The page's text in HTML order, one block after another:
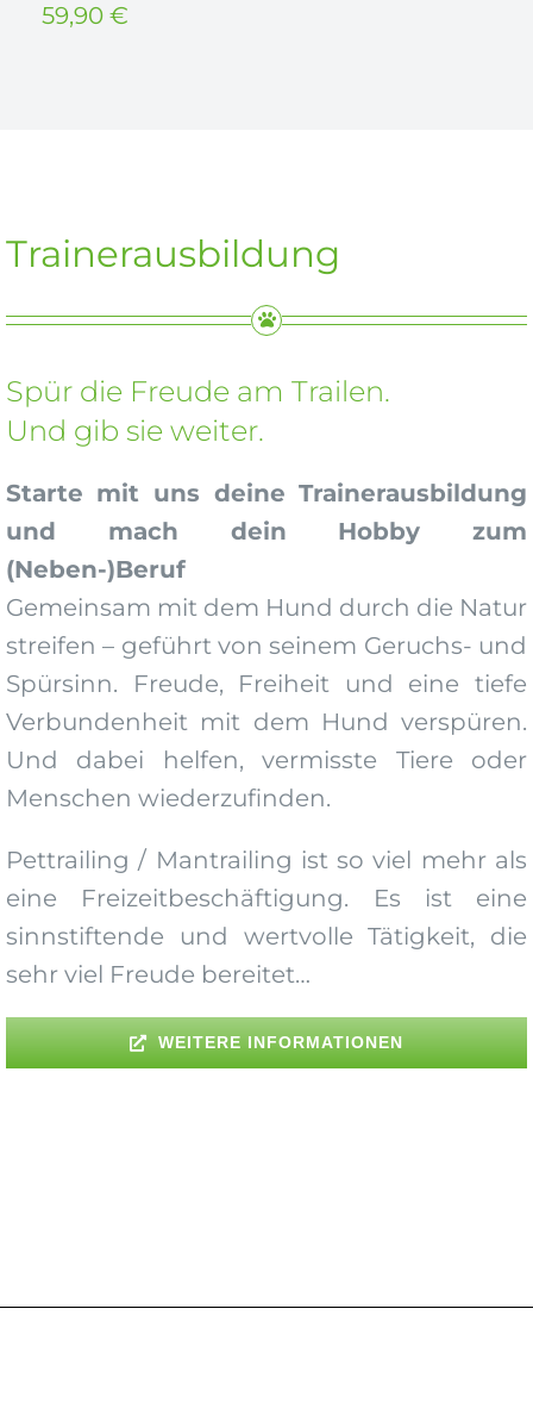
59,90 €
Trainerausbildung
Spür die Freude am Trailen.
Und gib sie weiter.
Starte mit uns deine Trainerausbildung
und mach dein Hobby zum
(Neben-)Beruf
Gemeinsam mit dem Hund durch die Natur
streifen – geführt von seinem Geruchs- und
Spürsinn. Freude, Freiheit und eine tiefe
Verbundenheit mit dem Hund verspüren.
Und dabei helfen, vermisste Tiere oder
Menschen wiederzufinden.
Pettrailing / Mantrailing ist so viel mehr als
eine Freizeitbeschäftigung. Es ist eine
sinnstiftende und wertvolle Tätigkeit, die
sehr viel Freude bereitet…
WEITERE INFORMATIONEN